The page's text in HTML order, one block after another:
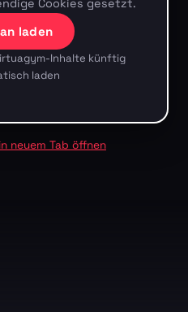
Cookies gesetzt.
laden
Inhalte künftig
laden
neuem Tab öffnen